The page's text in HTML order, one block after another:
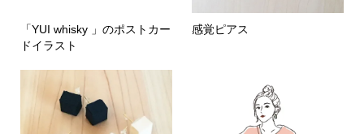
「YUI whisky 」のポストカー
ドイラスト
感覚ピアス